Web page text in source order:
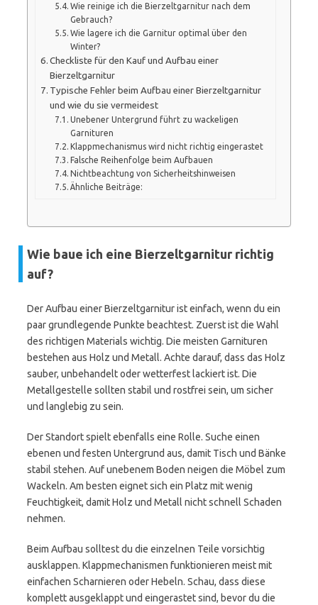
Wie reinige ich die Bierzeltgarnitur nach dem
Gebrauch?
Wie lagere ich die Garnitur optimal über den
Winter?
Checkliste für den Kauf und Aufbau einer
Bierzeltgarnitur
Typische Fehler beim Aufbau einer Bierzeltgarnitur
und wie du sie vermeidest
Unebener Untergrund führt zu wackeligen
Garnituren
Klappmechanismus wird nicht richtig eingerastet
Falsche Reihenfolge beim Aufbauen
Nichtbeachtung von Sicherheitshinweisen
Ähnliche Beiträge:
Wie baue ich eine Bierzeltgarnitur richtig
auf?
Der Aufbau einer Bierzeltgarnitur ist einfach, wenn du ein
paar grundlegende Punkte beachtest. Zuerst ist die Wahl
des richtigen Materials wichtig. Die meisten Garnituren
bestehen aus Holz und Metall. Achte darauf, dass das Holz
sauber, unbehandelt oder wetterfest lackiert ist. Die
Metallgestelle sollten stabil und rostfrei sein, um sicher
und langlebig zu sein.
Der Standort spielt ebenfalls eine Rolle. Suche einen
ebenen und festen Untergrund aus, damit Tisch und Bänke
stabil stehen. Auf unebenem Boden neigen die Möbel zum
Wackeln. Am besten eignet sich ein Platz mit wenig
Feuchtigkeit, damit Holz und Metall nicht schnell Schaden
nehmen.
Beim Aufbau solltest du die einzelnen Teile vorsichtig
ausklappen. Klappmechanismen funktionieren meist mit
einfachen Scharnieren oder Hebeln. Schau, dass diese
komplett ausgeklappt und eingerastet sind, bevor du die